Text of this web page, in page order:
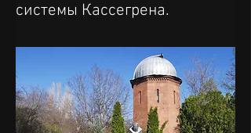
системы Кассегрена.